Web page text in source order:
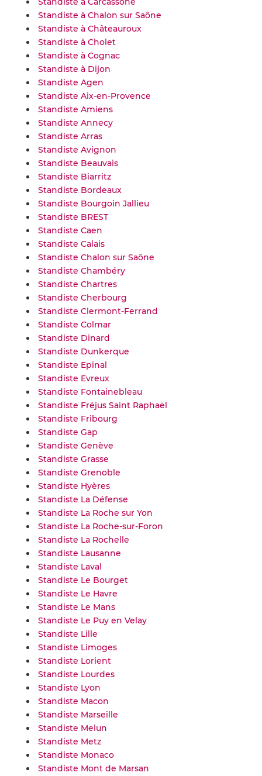
Standiste à Chalon sur Saône
Standiste à Châteauroux
Standiste à Cholet
Standiste à Cognac
Standiste à Dijon
Standiste Agen
Standiste Aix-en-Provence
Standiste Amiens
Standiste Annecy
Standiste Arras
Standiste Avignon
Standiste Beauvais
Standiste Biarritz
Standiste Bordeaux
Standiste Bourgoin Jallieu
Standiste BREST
Standiste Caen
Standiste Calais
Standiste Chalon sur Saône
Standiste Chambéry
Standiste Chartres
Standiste Cherbourg
Standiste Clermont-Ferrand
Standiste Colmar
Standiste Dinard
Standiste Dunkerque
Standiste Epinal
Standiste Evreux
Standiste Fontainebleau
Standiste Fréjus Saint Raphaël
Standiste Fribourg
Standiste Gap
Standiste Genève
Standiste Grasse
Standiste Grenoble
Standiste Hyères
Standiste La Défense
Standiste La Roche sur Yon
Standiste La Roche-sur-Foron
Standiste La Rochelle
Standiste Lausanne
Standiste Laval
Standiste Le Bourget
Standiste Le Havre
Standiste Le Mans
Standiste Le Puy en Velay
Standiste Lille
Standiste Limoges
Standiste Lorient
Standiste Lourdes
Standiste Lyon
Standiste Macon
Standiste Marseille
Standiste Melun
Standiste Metz
Standiste Monaco
Standiste Mont de Marsan